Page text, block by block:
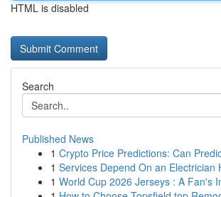
HTML is disabled
Search
Published News
1 Crypto Price Predictions: Can
1 Services Depend On an Electrician
1 World Cup 2026 Jerseys : A Fan's